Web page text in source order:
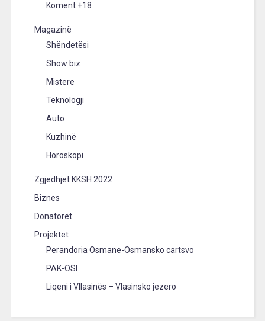
Koment +18
Magazinë
Shëndetësi
Show biz
Mistere
Teknologji
Auto
Kuzhinë
Horoskopi
Zgjedhjet KKSH 2022
Biznes
Donatorët
Projektet
Perandoria Osmane-Osmansko cartsvo
PAK-OSI
Liqeni i Vllasinës – Vlasinsko jezero